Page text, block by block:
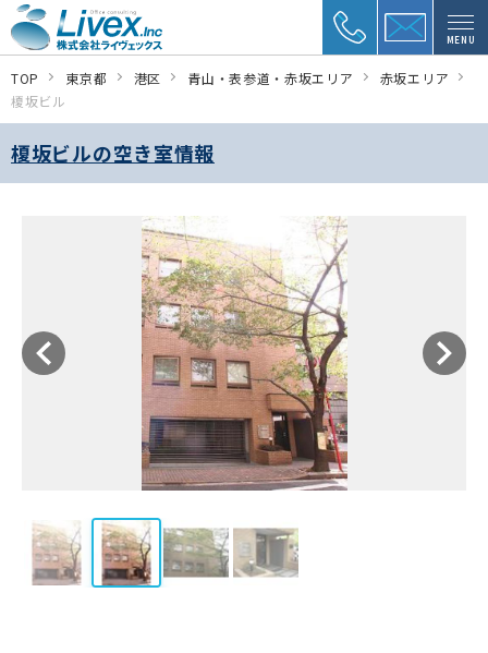
MENU
TOP 東京都 港区 青山・表参道・赤坂エリア
赤坂エリア
榎坂ビル
榎坂ビルの空き室情報